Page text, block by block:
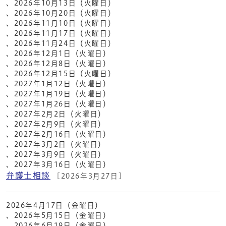
、2026年10月13日（火曜日）
、2026年10月20日（火曜日）
、2026年11月10日（火曜日）
、2026年11月17日（火曜日）
、2026年11月24日（火曜日）
、2026年12月1日（火曜日）
、2026年12月8日（火曜日）
、2026年12月15日（火曜日）
、2027年1月12日（火曜日）
、2027年1月19日（火曜日）
、2027年1月26日（火曜日）
、2027年2月2日（火曜日）
、2027年2月9日（火曜日）
、2027年2月16日（火曜日）
、2027年3月2日（火曜日）
、2027年3月9日（火曜日）
、2027年3月16日（火曜日）
弁護士相談 [2026年3月27日]
2026年4月17日（金曜日）
、2026年5月15日（金曜日）